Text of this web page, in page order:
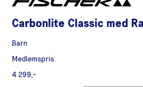
Carbonlite Classic med
Barn
Medlemspris
4 299,-